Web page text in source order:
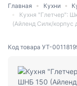
Главная Кухни
Кухня "Глетчер":
(Айленд Силк/корпус
Код товара УТ-